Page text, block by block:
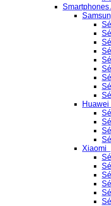
Smartphones
Huawei
Xiaomi